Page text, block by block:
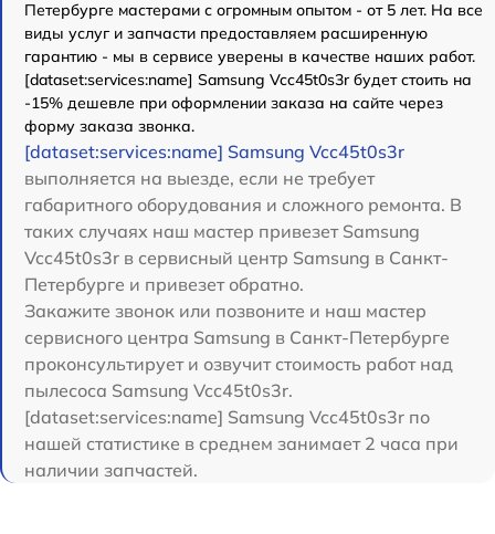
Петербурге мастерами с огромным опытом - от 5 лет. На все
виды услуг и запчасти предоставляем расширенную
гарантию - мы в сервисе уверены в качестве наших работ.
[dataset:services:name] Samsung Vcc45t0s3r будет стоить на
-15% дешевле при оформлении заказа на сайте через
форму заказа звонка.
[dataset:services:name] Samsung Vcc45t0s3r
выполняется на выезде, если не требует
габаритного оборудования и сложного ремонта. В
таких случаях наш мастер привезет Samsung
Vcc45t0s3r в сервисный центр Samsung в Санкт-
Петербурге и привезет обратно.
Закажите звонок или позвоните и наш мастер
сервисного центра Samsung в Санкт-Петербурге
проконсультирует и озвучит стоимость работ над
пылесоса Samsung Vcc45t0s3r.
[dataset:services:name] Samsung Vcc45t0s3r по
нашей статистике в среднем занимает 2 часа при
наличии запчастей.